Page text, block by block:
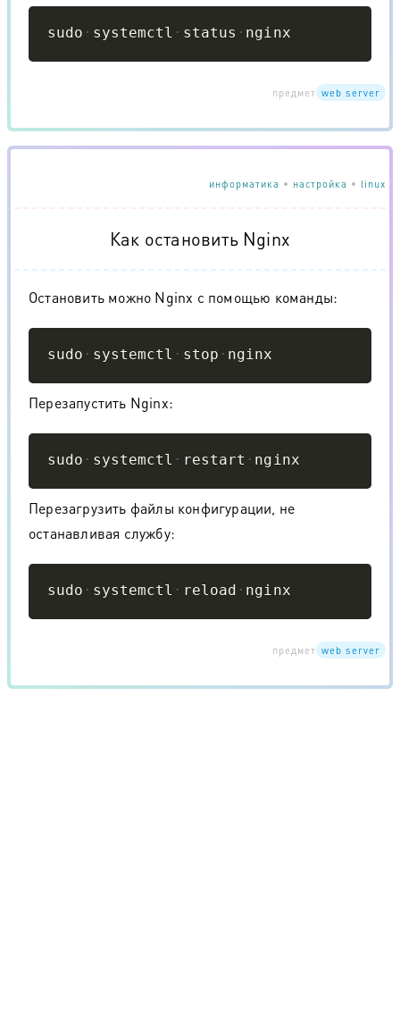
sudo systemctl status nginx
предмет web server
информатика • настройка • linux
Как остановить Nginx
Остановить можно Nginx с помощью команды:
sudo systemctl stop nginx
Перезапустить Nginx:
sudo systemctl restart nginx
Перезагрузить файлы конфигурации, не
останавливая службу:
sudo systemctl reload nginx
предмет web server